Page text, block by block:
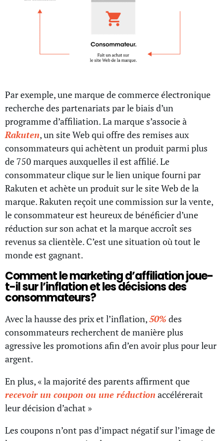
Par exemple, une marque de commerce électronique
recherche des partenariats par le biais d’un
programme d’affiliation. La marque s’associe à
Rakuten, un site Web qui offre des remises aux
consommateurs qui achètent un produit parmi plus
de 750 marques auxquelles il est affilié. Le
consommateur clique sur le lien unique fourni par
Rakuten et achète un produit sur le site Web de la
marque. Rakuten reçoit une commission sur la vente,
le consommateur est heureux de bénéficier d’une
réduction sur son achat et la marque accroît ses
revenus sa clientèle. C’est une situation où tout le
monde est gagnant.
Comment le marketing d’affiliation joue-
t-il sur l’inflation et les décisions des
consommateurs?
Avec la hausse des prix et l’inflation,50% des
consommateurs recherchent de manière plus
agressive les promotions afin d’en avoir plus pour leur
argent.
En plus, « la majorité des parents affirment que
recevoir un coupon ou une réduction accélérerait
leur décision d’achat »
Les coupons n’ont pas d’impact négatif sur l’image de